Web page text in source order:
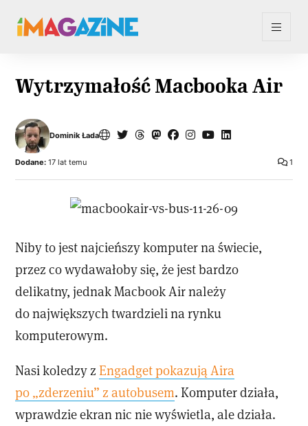
Wytrzymałość Macbooka Air
Dominik Łada
1
Dodane: 17 lat temu
Niby to jest najcieńszy komputer na świecie,
przez co wydawałoby się, że jest bardzo
delikatny, jednak Macbook Air należy
do największych twardzieli na rynku
komputerowym.
Nasi koledzy zEngadget pokazują Aira
po „zderzeniu” z autobusem. Komputer działa,
wprawdzie ekran nic nie wyświetla, ale działa.